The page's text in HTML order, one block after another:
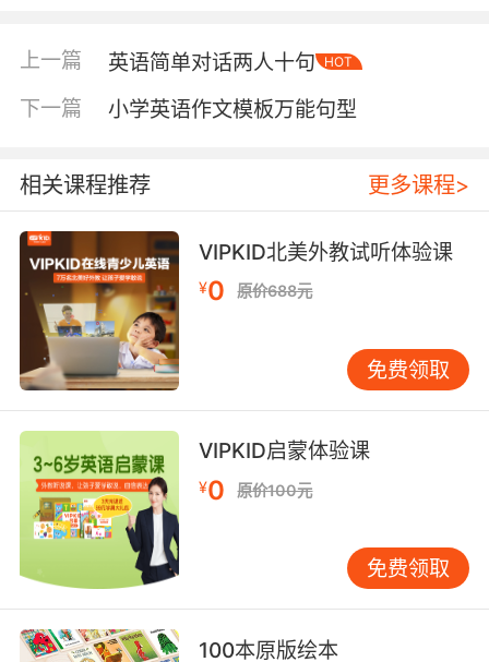
动作“爱”的承受者。第三种是“主语 + 谓语 + 间接
宾语 + 直接宾语”，例如“她给了我一本书。”“我”
是间接宾语（给谁），“一本书”是直接宾语（给
什么）。 第四种是“主语 + 谓语 + 宾语 + 宾语补
“我们叫他汤姆。”“汤姆”就是宾语“他”的补足语。
第五种是“主语 + 系动词 + 表语”，最常见的系动
词是“be”动词（是），表语描述主语的性质或状
态，例如“她是快乐的。” 掌握这五种句型，孩子
就能写出语法正确的简单句。接着要关注“时
态”，即动作发生的时间。入门阶段重点掌握三种
基本时态即可：一般现在时、一般过去时和一般
将来时。 一般现在时表示经常性动作或当前状
态。需注意主语为第三人称单数（他、她、它或
单个人名）时，动词需加“s”或“es”，例如“他每天
踢足球。”一般过去时表示过去发生的动作，规则
动词通常在词尾加“了”或对应变化，例如“我昨天
看电视了。”不规则动词如“去”变“去了”、“吃”变
“吃了”需单独记忆。一般将来时表示将来动作，
常用“将”或“打算”加动词原形表示，例如“我明天
要去看望奶奶。” 入门阶段还需理解“冠词”，即
“一个”和“这个/那个”。许多孩子在此易错。“一个”
上一篇 英语简单对话两人十句 HOT
下一篇 小学英语作文模板万能句型
相关课程推荐 更多课程>
VIPKID北美外教试听体验课
¥0 原价688元
免费领取
VIPKID启蒙体验课
¥0 原价100元
免费领取
100本原版绘本